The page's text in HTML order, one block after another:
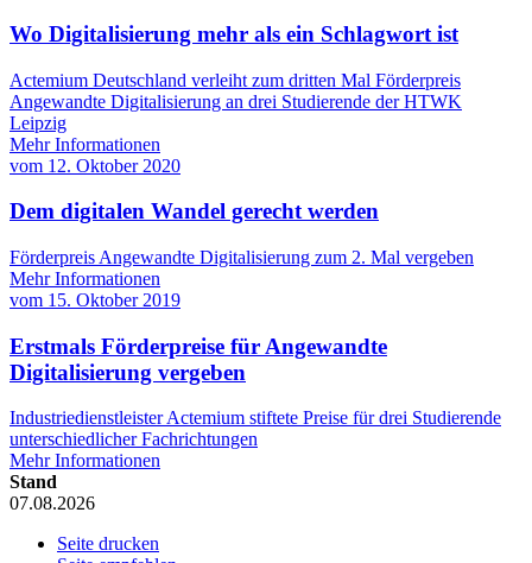
Wo Digitalisierung mehr als ein Schlagwort ist
Actemium Deutschland verleiht zum dritten Mal Förderpreis
Angewandte Digitalisierung an drei Studierende der HTWK
Leipzig
Mehr Informationen
vom 12. Oktober 2020
Dem digitalen Wandel gerecht werden
Förderpreis Angewandte Digitalisierung zum 2. Mal vergeben
Mehr Informationen
vom 15. Oktober 2019
Erstmals Förderpreise für Angewandte
Digitalisierung vergeben
Industriedienstleister Actemium stiftete Preise für drei Studierende
unterschiedlicher Fachrichtungen
Mehr Informationen
Stand
07.08.2026
Seite drucken